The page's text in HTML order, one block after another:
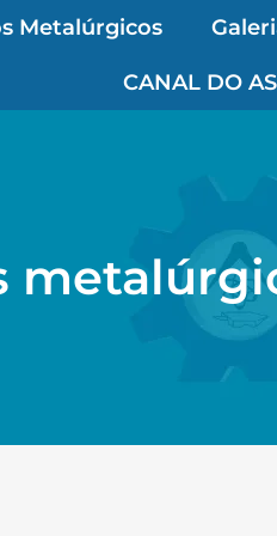
Metalúrgicos
CANAL DO